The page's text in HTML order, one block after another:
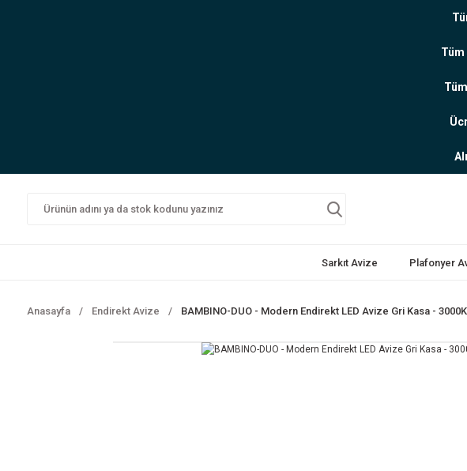
Sarkıt Avize Plafonyer
Anasayfa Endirekt Avize BAMBINO-DUO - Modern Endirekt LED Avize Gri Kasa - 3000K